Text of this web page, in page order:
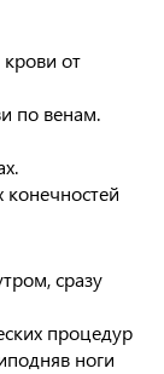
крови от
по венам.
сразу
процедур
ноги